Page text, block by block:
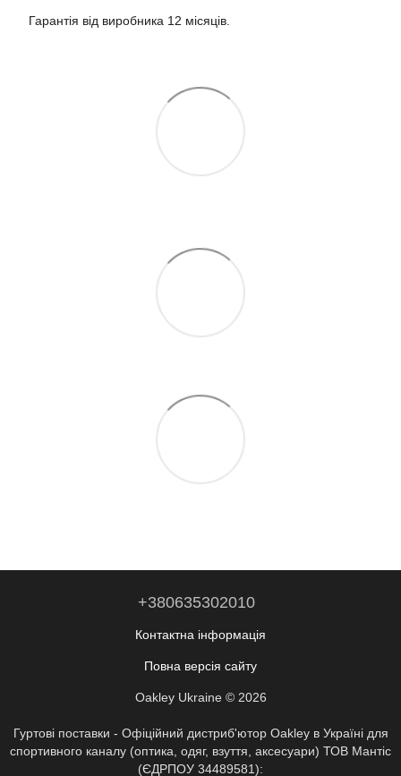
Гарантія від виробника 12 місяців.
+380635302010
Контактна інформація
Повна версія сайту
Oakley Ukraine © 2026
Гуртові поставки - Офіційний дистриб'ютор Oakley в Україні для
спортивного каналу (оптика, одяг, взуття, аксесуари) ТОВ Мантіс
(ЄДРПОУ 34489581):